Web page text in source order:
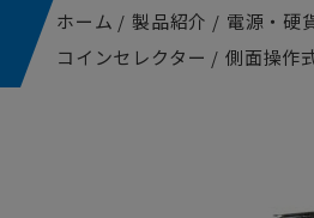
ホーム 製品紹介
電源・硬
コインセレクター
側面操作